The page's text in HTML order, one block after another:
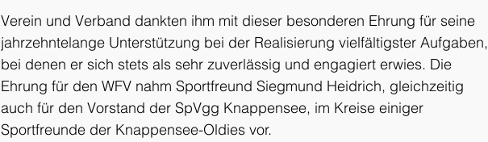
Verein und Verband dankten ihm mit dieser besonderen Ehrung für seine
jahrzehntelange Unterstützung bei der Realisierung vielfältigster Aufgaben,
bei denen er sich stets als sehr zuverlässig und engagiert erwies. Die
Ehrung für den WFV nahm Sportfreund Siegmund Heidrich, gleichzeitig
auch für den Vorstand der SpVgg Knappensee, im Kreise einiger
Sportfreunde der Knappensee-Oldies vor.